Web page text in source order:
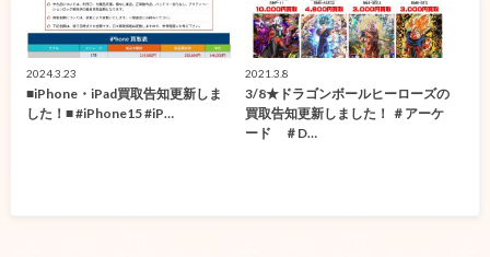
2024.3.23
■iPhone・iPad買取告知更新しま
した！■ #iPhone15 #iP…
2021.3.8
3/8★ドラゴンボールヒーローズの
買取告知更新しました！ ＃アーケ
ード ＃D…